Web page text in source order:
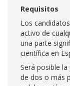
Requisitos
Los
activo de
una parte
científica en
Será posible
de dos o más